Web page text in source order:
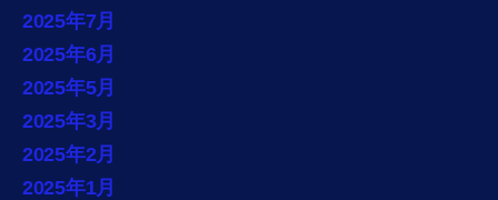
2025年7月
2025年6月
2025年5月
2025年3月
2025年2月
2025年1月